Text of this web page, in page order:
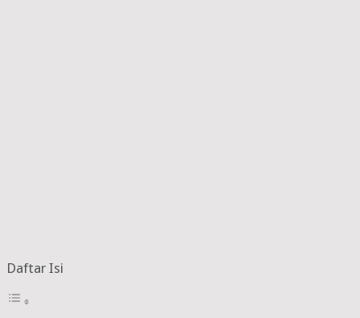
Daftar Isi